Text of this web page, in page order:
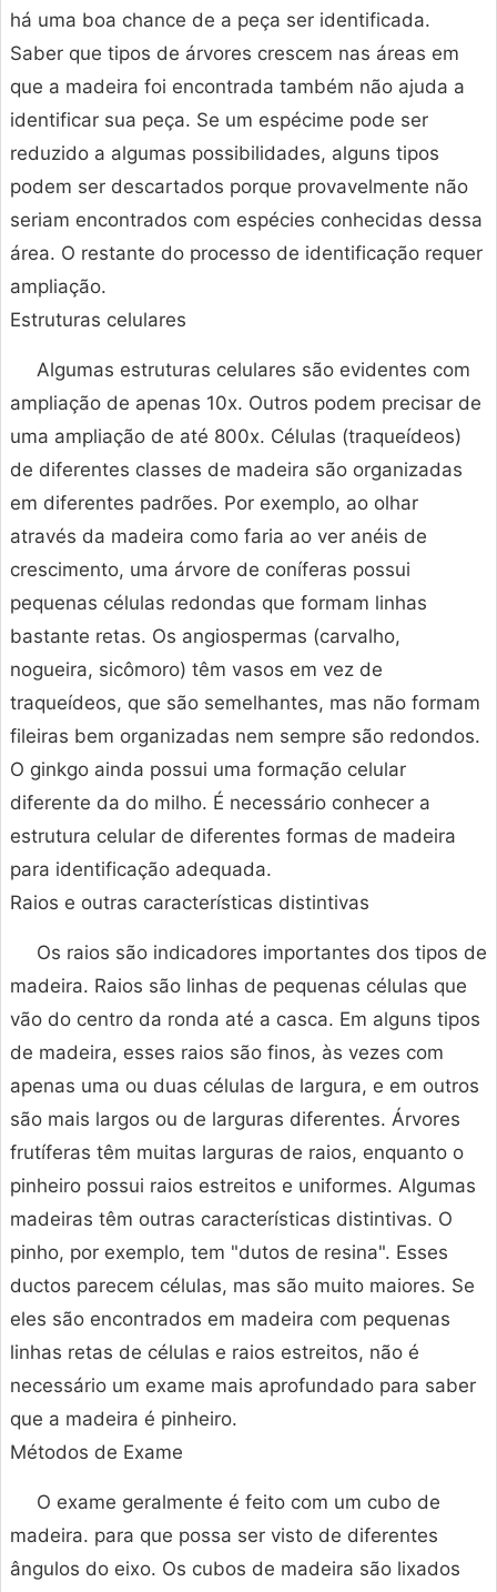
há uma boa chance de a peça ser identificada.
Saber que tipos de árvores crescem nas áreas em
que a madeira foi encontrada também não ajuda a
identificar sua peça. Se um espécime pode ser
reduzido a algumas possibilidades, alguns tipos
podem ser descartados porque provavelmente não
seriam encontrados com espécies conhecidas dessa
área. O restante do processo de identificação requer
ampliação.
Estruturas celulares
Algumas estruturas celulares são evidentes com
ampliação de apenas 10x. Outros podem precisar de
uma ampliação de até 800x. Células (traqueídeos)
de diferentes classes de madeira são organizadas
em diferentes padrões. Por exemplo, ao olhar
através da madeira como faria ao ver anéis de
crescimento, uma árvore de coníferas possui
pequenas células redondas que formam linhas
bastante retas. Os angiospermas (carvalho,
nogueira, sicômoro) têm vasos em vez de
traqueídeos, que são semelhantes, mas não formam
fileiras bem organizadas nem sempre são redondos.
O ginkgo ainda possui uma formação celular
diferente da do milho. É necessário conhecer a
estrutura celular de diferentes formas de madeira
para identificação adequada.
Raios e outras características distintivas
Os raios são indicadores importantes dos tipos de
madeira. Raios são linhas de pequenas células que
vão do centro da ronda até a casca. Em alguns tipos
de madeira, esses raios são finos, às vezes com
apenas uma ou duas células de largura, e em outros
são mais largos ou de larguras diferentes. Árvores
frutíferas têm muitas larguras de raios, enquanto o
pinheiro possui raios estreitos e uniformes. Algumas
madeiras têm outras características distintivas. O
pinho, por exemplo, tem "dutos de resina". Esses
ductos parecem células, mas são muito maiores. Se
eles são encontrados em madeira com pequenas
linhas retas de células e raios estreitos, não é
necessário um exame mais aprofundado para saber
que a madeira é pinheiro.
Métodos de Exame
O exame geralmente é feito com um cubo de
madeira. para que possa ser visto de diferentes
ângulos do eixo. Os cubos de madeira são lixados